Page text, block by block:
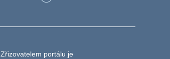
Zřizovatelem portálu je